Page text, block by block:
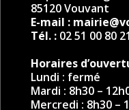
85120 Vouvant
E-mail :
Tél. : 02 51 00 80 21
Horaires
Lundi : fermé
Mardi : 8h30 –
Mercredi : 8h30 –